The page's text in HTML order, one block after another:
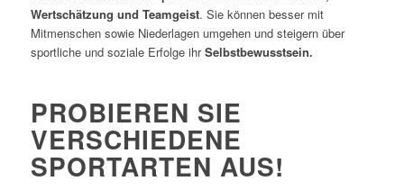
Wertschätzung und Teamgeist. Sie können besser mit
Mitmenschen sowie Niederlagen umgehen und steigern über
sportliche und soziale Erfolge ihrSelbstbewusstsein.
PROBIEREN SIE
VERSCHIEDENE
SPORTARTEN AUS!